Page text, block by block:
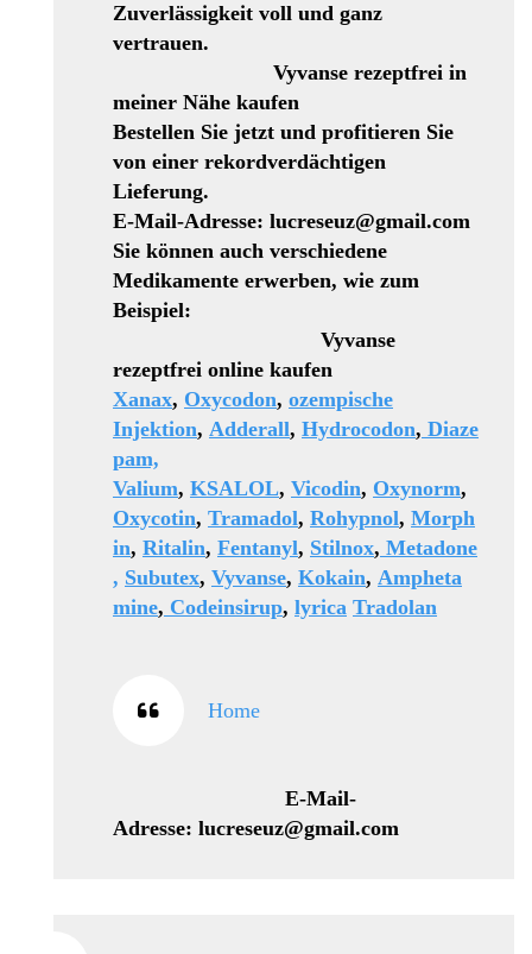
Zuverlässigkeit voll und ganz
vertrauen.
Vyvanse rezeptfrei in
meiner Nähe kaufen
Bestellen Sie jetzt und profitieren Sie
von einer rekordverdächtigen
Lieferung.
E-Mail-Adresse: lucreseuz@gmail.com
Sie können auch verschiedene
Medikamente erwerben, wie zum
Beispiel:
Vyvanse
rezeptfrei online kaufen
Xanax, Oxycodon, ozempische
Injektion, Adderall, Hydrocodon, Diaze
pam,
Valium, KSALOL, Vicodin, Oxynorm,
Oxycotin, Tramadol, Rohypnol, Morph
in, Ritalin, Fentanyl, Stilnox, Metadone
, Subutex, Vyvanse, Kokain, Ampheta
mine, Codeinsirup, lyrica Tradolan
Home
E-Mail-
Adresse: lucreseuz@gmail.com